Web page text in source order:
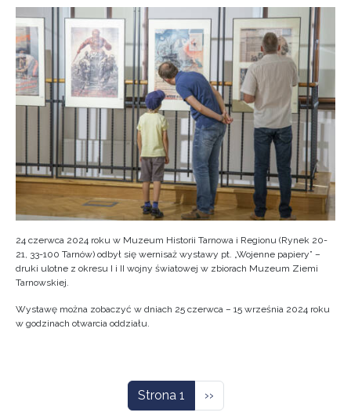
24 czerwca 2024 roku w Muzeum Historii Tarnowa i Regionu (Rynek 20-
21, 33-100 Tarnów) odbył się wernisaż wystawy pt. „Wojenne papiery” –
druki ulotne z okresu I i II wojny światowej w zbiorach Muzeum Ziemi
Tarnowskiej.
Wystawę można zobaczyć w dniach 25 czerwca – 15 września 2024 roku
w godzinach otwarcia oddziału.
Strona 1 Następna strona
››